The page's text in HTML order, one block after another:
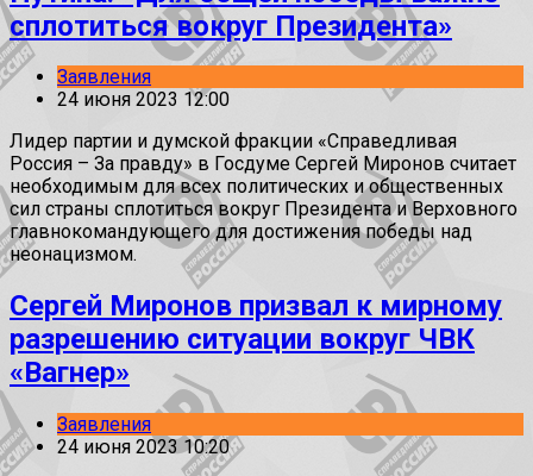
сплотиться вокруг Президента»
Заявления
24 июня 2023 12:00
Лидер партии и думской фракции «Справедливая
Россия – За правду» в Госдуме Сергей Миронов считает
необходимым для всех политических и общественных
сил страны сплотиться вокруг Президента и Верховного
главнокомандующего для достижения победы над
неонацизмом.
Сергей Миронов призвал к мирному
разрешению ситуации вокруг ЧВК
«Вагнер»
Заявления
24 июня 2023 10:20